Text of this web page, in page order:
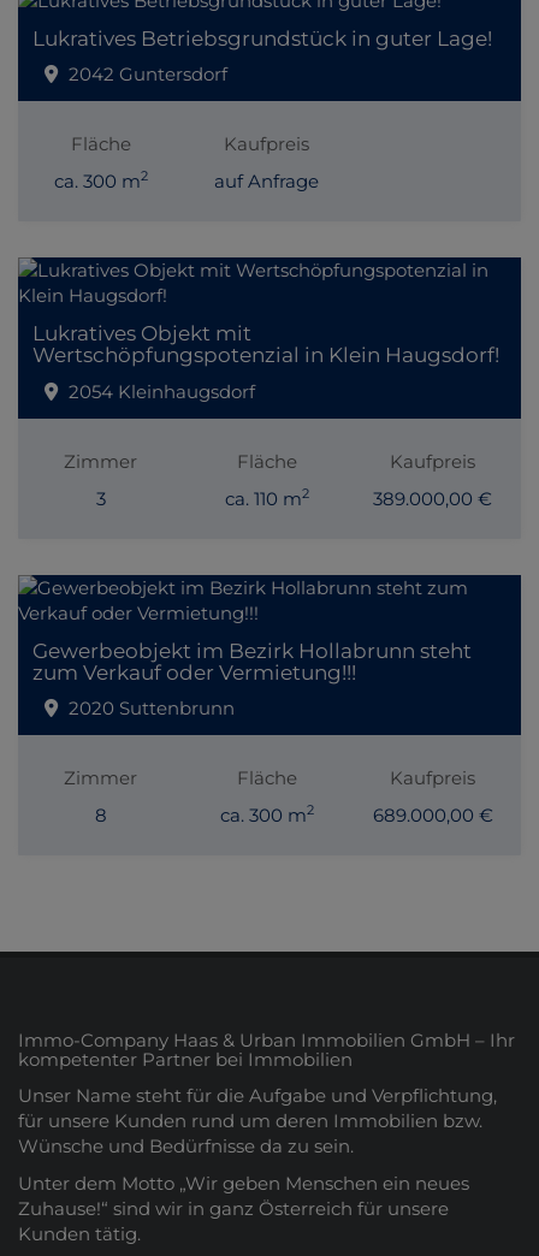
Lukratives Betriebsgrundstück in guter Lage!
2042 Guntersdorf
Fläche
ca. 300 m2
Kaufpreis
auf Anfrage
Lukratives Objekt mit
Wertschöpfungspotenzial in Klein Haugsdorf!
2054 Kleinhaugsdorf
Zimmer
3
Fläche
ca. 110 m2
Kaufpreis
389.000,00 €
Gewerbeobjekt im Bezirk Hollabrunn steht
zum Verkauf oder Vermietung!!!
2020 Suttenbrunn
Zimmer
8
Fläche
ca. 300 m2
Kaufpreis
689.000,00 €
Immo-Company Haas & Urban Immobilien GmbH – Ihr
kompetenter Partner bei Immobilien
Unser Name steht für die Aufgabe und Verpflichtung,
für unsere Kunden rund um deren Immobilien bzw.
Wünsche und Bedürfnisse da zu sein.
Unter dem Motto „Wir geben Menschen ein neues
Zuhause!“ sind wir in ganz Österreich für unsere
Kunden tätig.